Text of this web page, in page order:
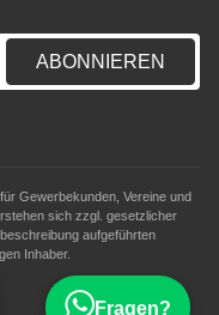
ABONNIEREN
Gewerbekunden, Vereine und
sich zzgl. gesetzlicher
aufgeführten
Inhaber.
Fragen?